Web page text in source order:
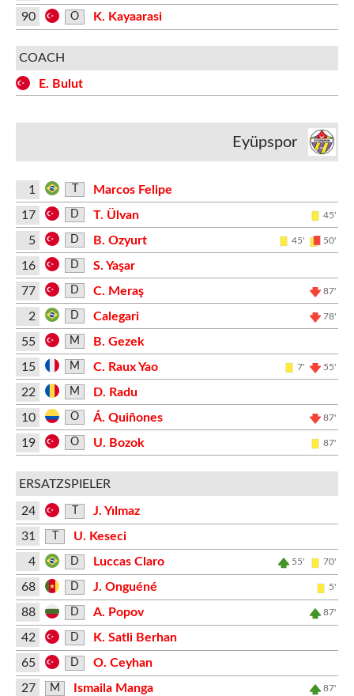
90 O K. Kayaarasi
COACH
E. Bulut
Eyüpspor
1
Marcos Felipe
17
D T. Ülvan 45'
5 D B. Ozyurt 45' 50'
16 D
S. Yaşar
77
D C. Meraş 87'
2 D Calegari 78'
55 M
B. Gezek
15
M C. Raux Yao 7' 55'
22 M
D. Radu
10
O Á. Quiñones 87'
19 O U. Bozok 87'
ERSATZSPIELER
24
J. Yılmaz
31
U. Keseci
4
D Luccas Claro 55' 70'
68 D J. Onguéné 5'
88 D A. Popov 87'
42 D
K. Satli Berhan
65
D
O. Ceyhan
27
M Ismaila Manga 87'